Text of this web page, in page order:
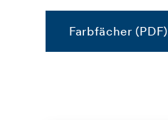
Farbfächer (PDF)